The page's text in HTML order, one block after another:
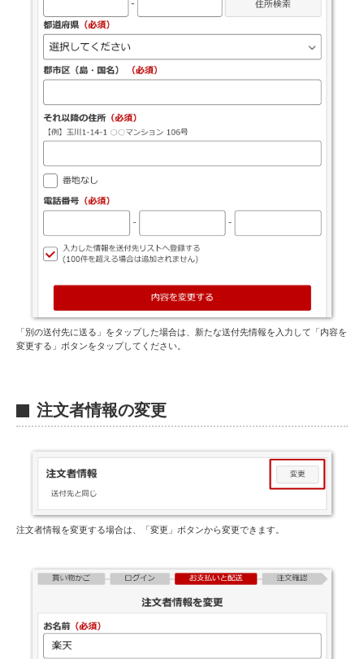
「別の送付先に送る」をタップした場合は、新たな送付先情報を入力して「内容を
変更する」ボタンをタップしてください。
D 注文者情報の変更
注文者情報を変更する場合は、「変更」ボタンから変更できます。